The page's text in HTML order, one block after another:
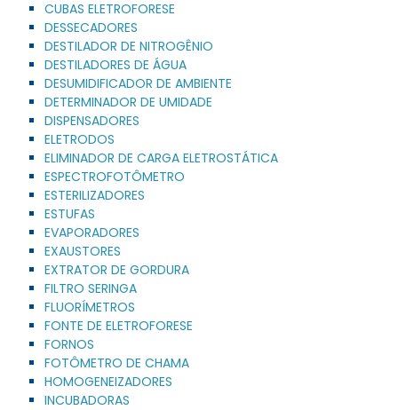
CUBAS ELETROFORESE
DESSECADORES
DESTILADOR DE NITROGÊNIO
DESTILADORES DE ÁGUA
DESUMIDIFICADOR DE AMBIENTE
DETERMINADOR DE UMIDADE
DISPENSADORES
ELETRODOS
ELIMINADOR DE CARGA ELETROSTÁTICA
ESPECTROFOTÔMETRO
ESTERILIZADORES
ESTUFAS
EVAPORADORES
EXAUSTORES
EXTRATOR DE GORDURA
FILTRO SERINGA
FLUORÍMETROS
FONTE DE ELETROFORESE
FORNOS
FOTÔMETRO DE CHAMA
HOMOGENEIZADORES
INCUBADORAS